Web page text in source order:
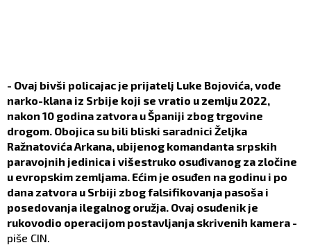
- Ovaj bivši policajac je prijatelj Luke Bojovića, vođe
narko-klana iz Srbije koji se vratio u zemlju 2022,
nakon 10 godina zatvora u Španiji zbog trgovine
drogom. Obojica su bili bliski saradnici Željka
Ražnatovića Arkana, ubijenog komandanta srpskih
paravojnih jedinica i višestruko osuđivanog za zločine
u evropskim zemljama. Ećim je osuđen na godinu i po
dana zatvora u Srbiji zbog falsifikovanja pasoša i
posedovanja ilegalnog oružja. Ovaj osuđenik je
rukovodio operacijom postavljanja skrivenih kamera -
piše CIN.